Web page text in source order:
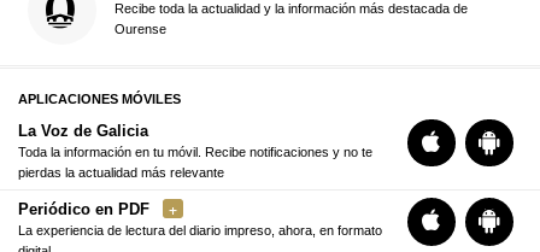
Recibe toda la actualidad y la información más destacada de
Ourense
APLICACIONES MÓVILES
La Voz de Galicia
Toda la información en tu móvil. Recibe notificaciones y no te
pierdas la actualidad más relevante
Periódico en PDF
La experiencia de lectura del diario impreso, ahora, en formato